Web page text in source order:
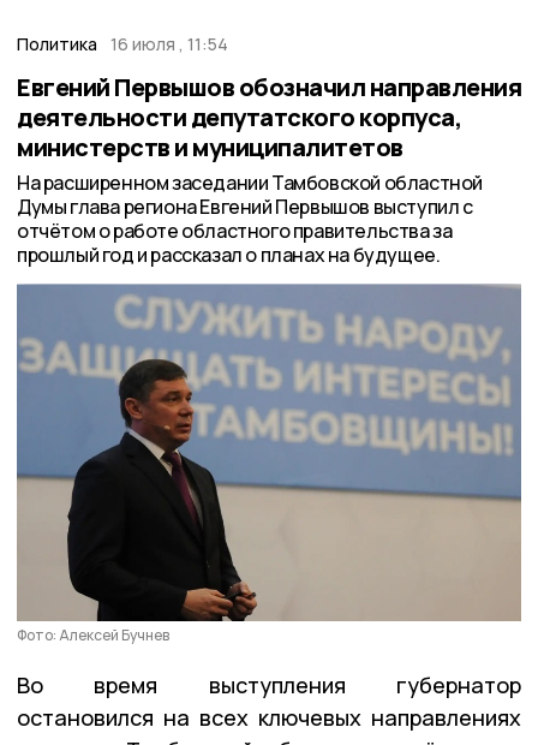
Политика 16 июля , 11:54
Евгений Первышов обозначил направления
деятельности депутатского корпуса,
министерств и муниципалитетов
На расширенном заседании Тамбовской областной
Думы глава региона Евгений Первышов выступил с
отчётом о работе областного правительства за
прошлый год и рассказал о планах на будущее.
Фото: Алексей Бучнев
Во время выступления губернатор
остановился на всех ключевых направлениях